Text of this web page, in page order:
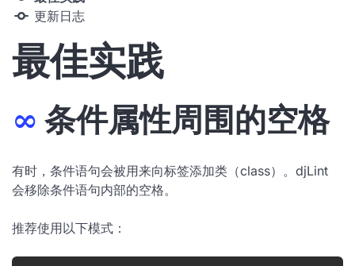
更新日志
最佳实践
∞ 条件属性周围的空格
有时，条件语句会被用来向标签添加类（class）。djLint
会移除条件语句内部的空格。
推荐使用以下模式：